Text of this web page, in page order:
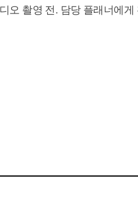
오 촬영 전. 담당 플래너에게